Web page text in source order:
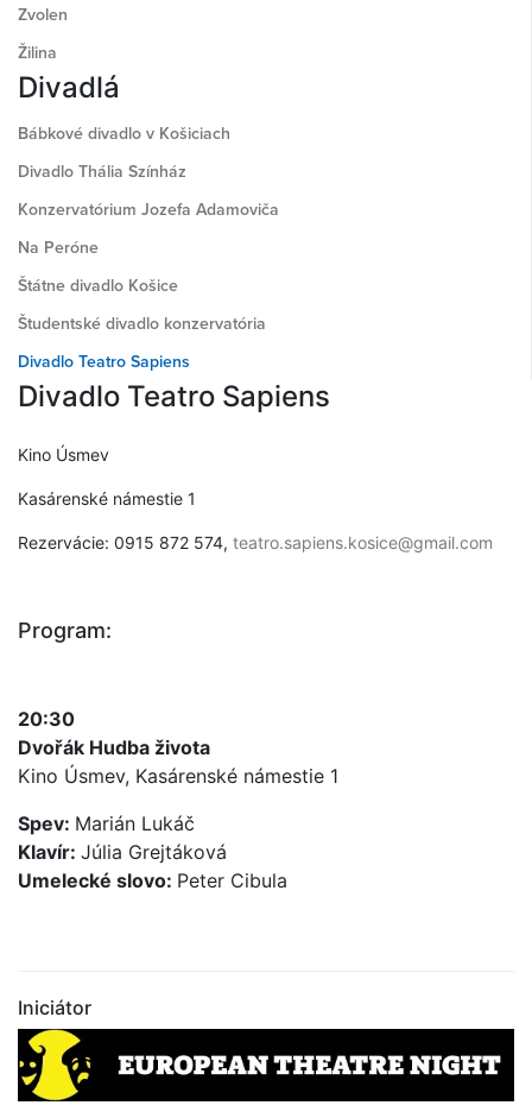
Zvolen
Žilina
Divadlá
Bábkové divadlo v Košiciach
Divadlo Thália Színház
Konzervatórium Jozefa Adamoviča
Na Peróne
Štátne divadlo Košice
Študentské divadlo konzervatória
Divadlo Teatro Sapiens
Divadlo Teatro Sapiens
Kino Úsmev
Kasárenské námestie 1
Rezervácie: 0915 872 574, teatro.sapiens.kosice@gmail.com
Program:
20:30
Dvořák Hudba života
Kino Úsmev, Kasárenské námestie 1
Spev: Marián Lukáč
Klavír: Júlia Grejtáková
Umelecké slovo: Peter Cibula
Iniciátor